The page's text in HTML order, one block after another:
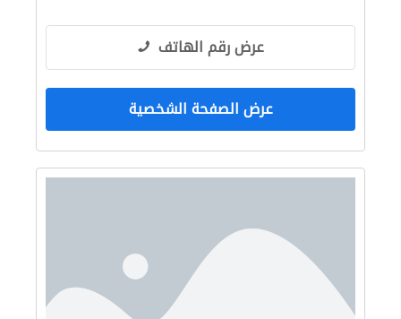
عرض رقم الهاتف
عرض الصفحة الشخصية